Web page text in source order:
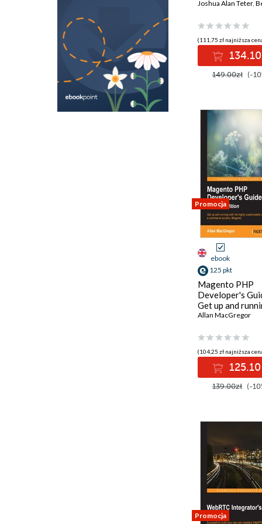
to efficiently
build a successful
career path
Joshua Alan Teter,
(111,75 zł najniższa
134.10
149.00zł (-
Promocja
ebook
125 pkt
Magento PHP
Developer's
Get up and
with the highly
powerful e-
solution,
Allan MacGregor
(104,25 zł najniższa
125.10
139.00zł (-
Promocja